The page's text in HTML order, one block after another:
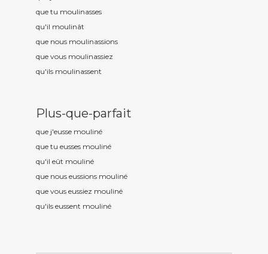
que tu moulinasses
qu'il moulinât
que nous moulinassions
que vous moulinassiez
qu'ils moulinassent
Plus-que-parfait
que j'eusse mouliné
que tu eusses mouliné
qu'il eût mouliné
que nous eussions mouliné
que vous eussiez mouliné
qu'ils eussent mouliné